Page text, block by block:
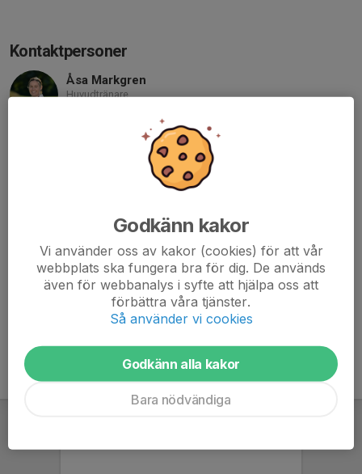
Kontaktpersoner
Åsa Markgren
Huvudtränare
markgren@me.com
gabriel.acar1984@gmail.com
Metin Koralp
Assisterande tränare
070-362 72 25
metin_koralp@hotmail.com
Godkänn kakor
Vi använder oss av kakor (cookies) för att vår
webbplats ska fungera bra för dig. De används
även för webbanalys i syfte att hjälpa oss att
förbättra våra tjänster.
Så använder vi cookies
Godkänn alla kakor
Bara nödvändiga